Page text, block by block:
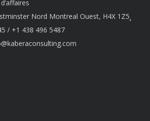
Nord Montreal Ouest, H4X 1Z5¸
/ +1 438 496 5487